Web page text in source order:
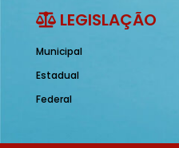
LEGISLAÇÃO
Municipal
Estadual
Federal